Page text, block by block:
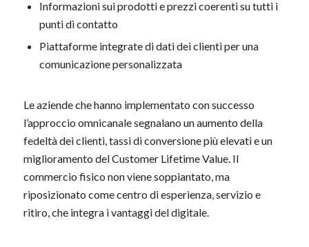
Informazioni sui prodotti e prezzi coerenti su tutti i
punti di contatto
Piattaforme integrate di dati dei clienti per una
comunicazione personalizzata
Le aziende che hanno implementato con successo
l’approccio omnicanale segnalano un aumento della
fedeltà dei clienti, tassi di conversione più elevati e un
miglioramento del Customer Lifetime Value. Il
commercio fisico non viene soppiantato, ma
riposizionato come centro di esperienza, servizio e
ritiro, che integra i vantaggi del digitale.